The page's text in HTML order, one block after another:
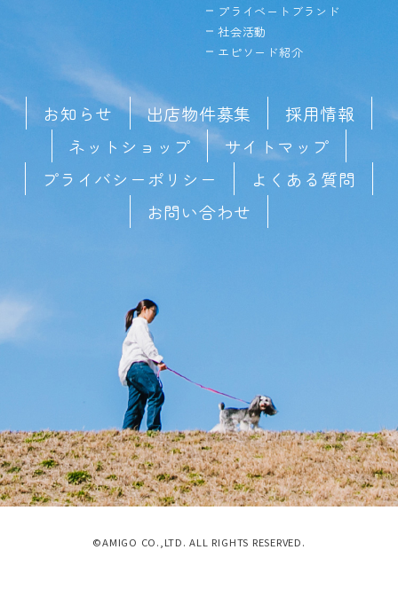
プライベートブランド
社会活動
エピソード紹介
お知らせ 出店物件募集
採用情報
ネットショップ
サイトマップ
プライバシーポリシー
よくある質問
お問い合わせ
©AMIGO CO.,LTD. ALL RIGHTS RESERVED.